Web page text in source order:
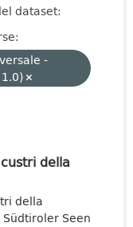
dataset:
-
della
della
Seen